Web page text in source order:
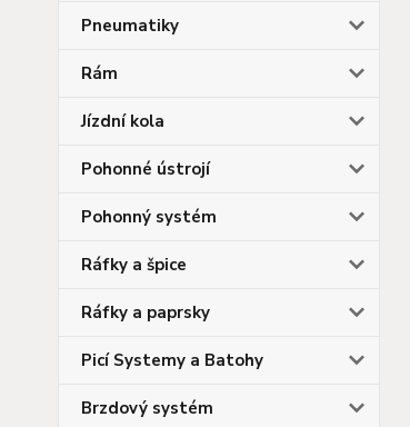
Pneumatiky
Rám
Jízdní kola
Pohonné ústrojí
Pohonný systém
Ráfky a špice
Ráfky a paprsky
Picí Systemy a Batohy
Brzdový systém